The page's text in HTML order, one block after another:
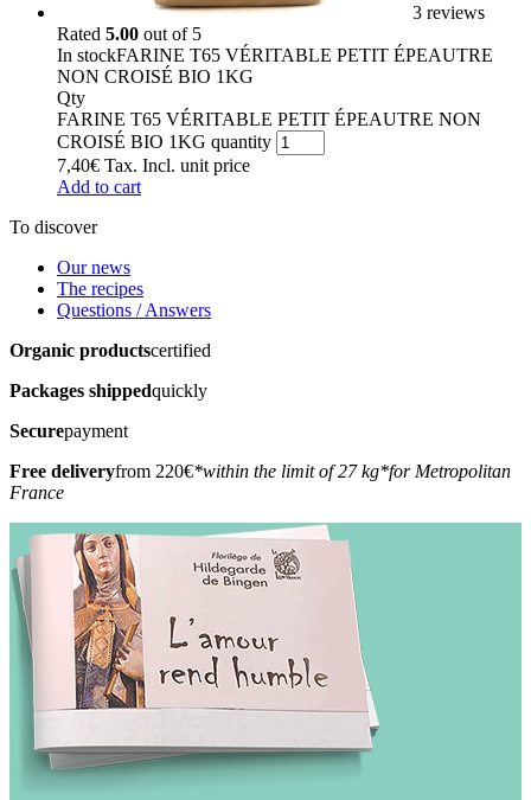
3 reviews
Rated 5.00 out of 5
In stockFARINE T65 VÉRITABLE PETIT ÉPEAUTRE
NON CROISÉ BIO 1KG
Qty
FARINE T65 VÉRITABLE PETIT ÉPEAUTRE NON
CROISÉ BIO 1KG quantity
7,40€ Tax. Incl. unit price
Add to cart
To discover
Our news
The recipes
Questions / Answers
Organic productscertified
Packages shippedquickly
Securepayment
Free deliveryfrom 220€*within the limit of 27 kg*for Metropolitan
France